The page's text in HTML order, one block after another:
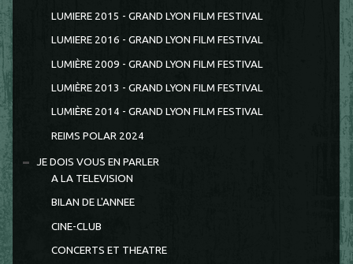
LUMIERE 2015 - GRAND LYON FILM FESTIVAL
LUMIERE 2016 - GRAND LYON FILM FESTIVAL
LUMIÈRE 2009 - GRAND LYON FILM FESTIVAL
LUMIÈRE 2013 - GRAND LYON FILM FESTIVAL
LUMIÈRE 2014 - GRAND LYON FILM FESTIVAL
REIMS POLAR 2024
JE DOIS VOUS EN PARLER
A LA TELEVISION
BILAN DE L'ANNEE
CINE-CLUB
CONCERTS ET THEATRE